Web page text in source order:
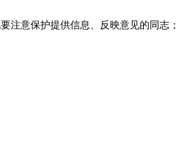
注意保护提供信息、反映意见的同志；